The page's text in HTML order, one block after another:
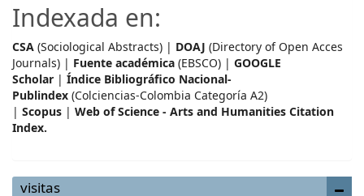
Indexada en:
CSA (Sociological Abstracts) | DOAJ (Directory of Open Acces
Journals) | Fuente académica (EBSCO) | GOOGLE
Scholar | Índice Bibliográfico Nacional-
Publindex (Colciencias-Colombia Categoría A2)
| Scopus | Web of Science - Arts and Humanities Citation
Index.
visitas